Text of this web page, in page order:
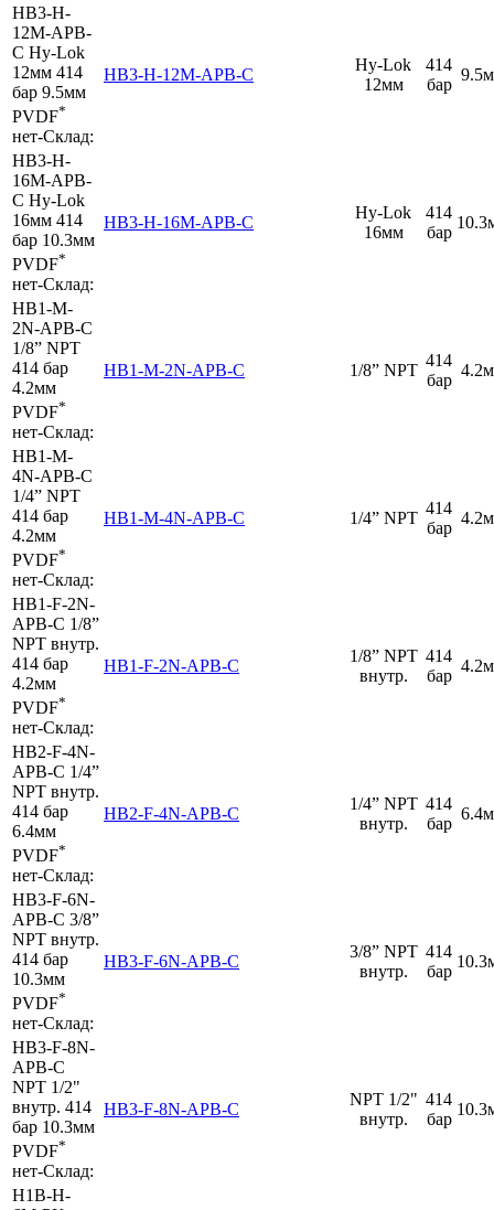
HB3-H-
12M-APB-
C Hy-Lok
12мм 414
бар 9.5мм
PVDF*
нет-Склад:
HB3-H-12M-APB-C
Hy-Lok
12мм
414
бар
HB3-H-
16M-APB-
C Hy-Lok
16мм 414
бар 10.3мм
PVDF*
нет-Склад:
HB3-H-16M-APB-C
Hy-Lok
16мм
414
бар
HB1-M-
2N-APB-C
1/8” NPT
414 бар
4.2мм
PVDF*
нет-Склад:
HB1-M-2N-APB-C 1/8” NPT
414
бар
HB1-M-
4N-APB-C
1/4” NPT
414 бар
4.2мм
PVDF*
нет-Склад:
HB1-M-4N-APB-C 1/4” NPT
414
бар
HB1-F-2N-
APB-C 1/8”
NPT внутр.
414 бар
4.2мм
PVDF*
нет-Склад:
HB1-F-2N-APB-C
1/8” NPT
внутр.
414
бар
HB2-F-4N-
APB-C 1/4”
NPT внутр.
414 бар
6.4мм
PVDF*
нет-Склад:
HB2-F-4N-APB-C
1/4” NPT
внутр.
414
бар
HB3-F-6N-
APB-C 3/8”
NPT внутр.
414 бар
10.3мм
PVDF*
нет-Склад:
HB3-F-6N-APB-C
3/8” NPT
внутр.
414
бар
HB3-F-8N-
APB-C
NPT 1/2"
внутр. 414
бар 10.3мм
PVDF*
нет-Склад:
HB3-F-8N-APB-C
NPT 1/2"
внутр.
414
бар
H1B-H-